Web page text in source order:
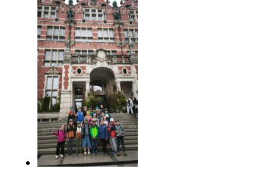
gdańskimi
szlakami!